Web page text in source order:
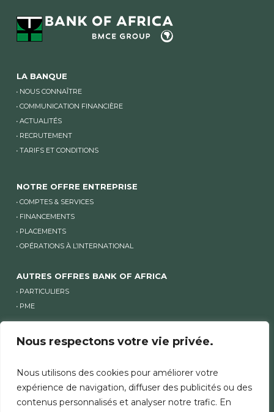
Nous respectons votre vie privée.
Nous utilisons des cookies pour améliorer votre
expérience de navigation, diffuser des publicités ou des
contenus personnalisés et analyser notre trafic. En
LA BANQUE
NOUS CONNAÎTRE
COMMUNICATION FINANCIÈRE
ACTUALITÉS
RECRUTEMENT
TARIFS ET CONDITIONS
NOTRE OFFRE ENTREPRISE
COMPTES & SERVICES
FINANCEMENTS
PLACEMENTS
OPÉRATIONS À L’INTERNATIONAL
AUTRES OFFRES BANK OF AFRICA
PARTICULIERS
PME
AUTRES SITES BANK OF AFRICA
MENTIONS LÉGALES SÉCURITÉ CHARTE COOKIES